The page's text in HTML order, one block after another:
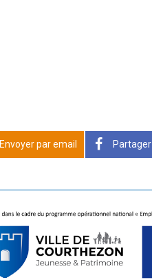
Envoyer par email Partager